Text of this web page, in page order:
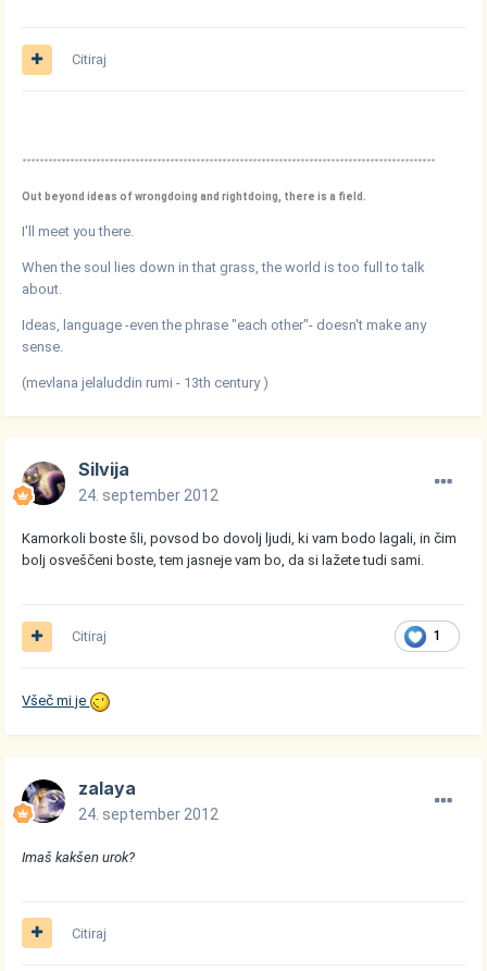
Citiraj
***********************************************************************************************
Out beyond ideas of wrongdoing and rightdoing, there is a field.
I'll meet you there.
When the soul lies down in that grass, the world is too full to talk
about.
Ideas, language -even the phrase "each other"- doesn't make any
sense.
(mevlana jelaluddin rumi - 13th century )
Silvija
24. september 2012
Kamorkoli boste šli, povsod bo dovolj ljudi, ki vam bodo lagali, in čim
bolj osveščeni boste, tem jasneje vam bo, da si lažete tudi sami.
1
Citiraj
Všeč mi je
zalaya
24. september 2012
Imaš kakšen urok?
Citiraj